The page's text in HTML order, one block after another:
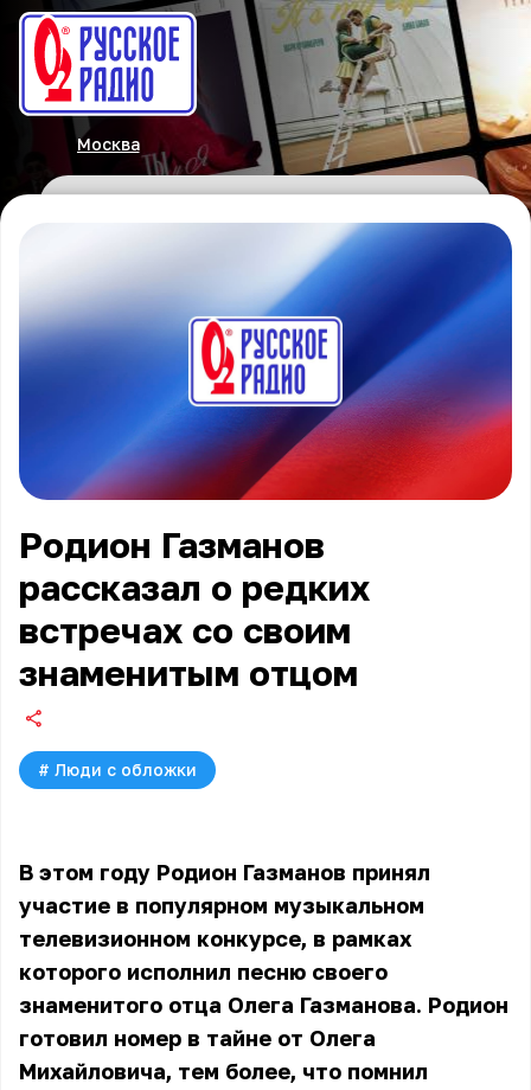
Москва
Родион Газманов
рассказал о редких
встречах со своим
знаменитым отцом
# Люди с обложки
В этом году Родион Газманов принял
участие в популярном музыкальном
телевизионном конкурсе, в рамках
которого исполнил песню своего
знаменитого отца Олега Газманова. Родион
готовил номер в тайне от Олега
Михайловича, тем более, что помнил